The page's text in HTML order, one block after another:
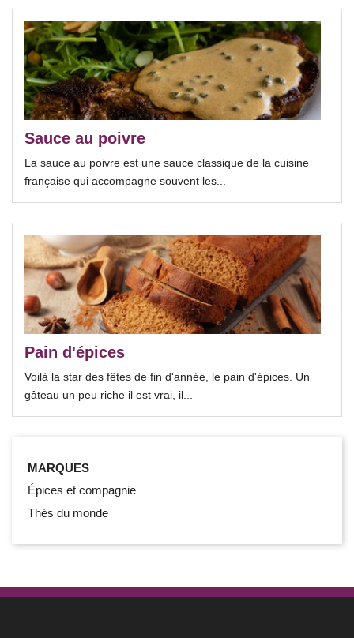
Sauce au poivre
La sauce au poivre est une sauce classique de la cuisine
française qui accompagne souvent les...
Pain d'épices
Voilà la star des fêtes de fin d'année, le pain d'épices. Un
gâteau un peu riche il est vrai, il...
MARQUES
Épices et compagnie
Thés du monde